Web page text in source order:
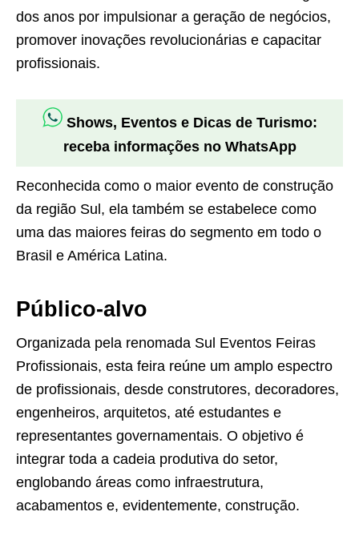
dos anos por impulsionar a geração de negócios,
promover inovações revolucionárias e capacitar
profissionais.
Shows, Eventos e Dicas de Turismo:
receba informações no WhatsApp
Reconhecida como o maior evento de construção
da região Sul, ela também se estabelece como
uma das maiores feiras do segmento em todo o
Brasil e América Latina.
Público-alvo
Organizada pela renomada Sul Eventos Feiras
Profissionais, esta feira reúne um amplo espectro
de profissionais, desde construtores, decoradores,
engenheiros, arquitetos, até estudantes e
representantes governamentais. O objetivo é
integrar toda a cadeia produtiva do setor,
englobando áreas como infraestrutura,
acabamentos e, evidentemente, construção.